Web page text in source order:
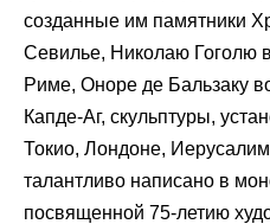
созданные им памятники
Севилье, Николаю Гоголю
Риме, Оноре де Бальзаку
Капде-Аг, скульптуры,
Токио, Лондоне,
талантливо написано в
посвященной 75-летию